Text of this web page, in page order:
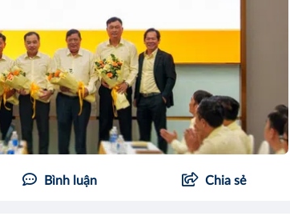
Bình luận Chia sẻ